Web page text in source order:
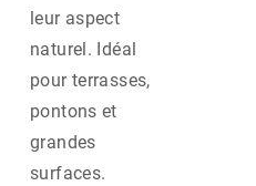
leur aspect
naturel. Idéal
pour terrasses,
pontons et
grandes
surfaces.